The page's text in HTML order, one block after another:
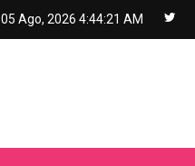
05 Ago, 2026 4:44:22 AM